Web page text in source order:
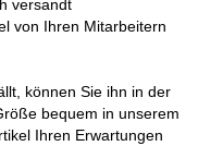
versandt
von Ihren Mitarbeitern
können Sie ihn in der
bequem in unserem
Ihren Erwartungen